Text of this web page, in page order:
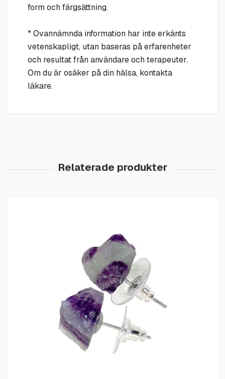
form och färgsättning.
* Ovannämnda information har inte erkänts
vetenskapligt, utan baseras på erfarenheter
och resultat från användare och terapeuter.
Om du är osäker på din hälsa, kontakta
läkare.